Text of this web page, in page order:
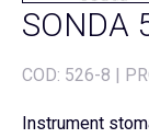
SONDA
COD: 526-8 |
Instrument